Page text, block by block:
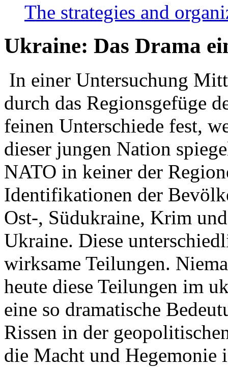
The strategies and
Ukraine: Das Drama
In einer Untersuchung
durch das Regionsgefüge
feinen Unterschiede fest,
dieser jungen Nation
NATO in keiner der
Identifikationen der
Ost-, Südukraine, Krim
Ukraine. Diese
wirksame Teilungen.
heute diese Teilungen im
eine so dramatische
Rissen in der
die Macht und Hegemonie